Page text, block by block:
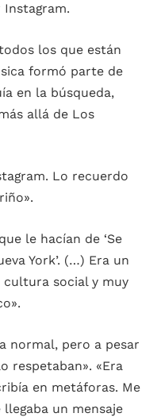
los que están
formó parte de
en la búsqueda,
allá de Los
Lo recuerdo
le hacían de ‘Se
York’. (…) Era un
social y muy
normal, pero a pesar
respetaban». «Era
en metáforas. Me
un mensaje